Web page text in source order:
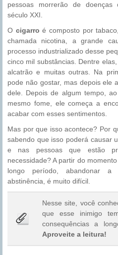
pessoas morrerão de doenças
século XXI.
O cigarro é composto por
chamada nicotina, a grande
processo industrializado desse
cinco mil substâncias. Dentre
alcatrão e muitas outras. Na
pode não gostar, mas depois ele
dele. Depois de algum tempo,
mesmo fome, ele começa a
acabar com esses sentimentos.
Mas por que isso acontece? Por
sabendo que isso poderá causar
e nas pessoas que estão
necessidade? A partir do
longo período, abandonar
abstinência, é muito difícil.
Nesse site, você
que esse inimigo
consequências a
Aproveite a leitura!